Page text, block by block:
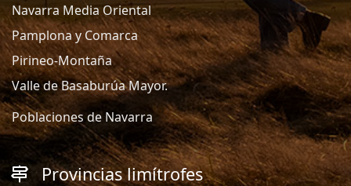
Navarra Media Oriental
Pamplona y Comarca
Pirineo-Montaña
Valle de Basaburúa Mayor.
Poblaciones de Navarra
Provincias limítrofes